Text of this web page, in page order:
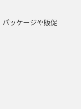
ッケージや販促